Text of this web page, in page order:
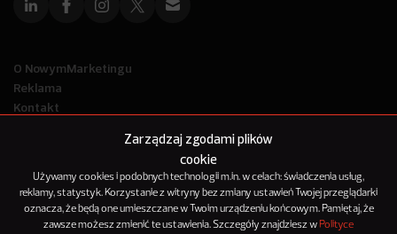
Zarządzaj zgodami plików
cookie
Używamy cookies i podobnych technologii m.in. w celach: świadczenia usług,
reklamy, statystyk. Korzystanie z witryny bez zmiany ustawień Twojej przeglądarki
oznacza, że będą one umieszczane w Twoim urządzeniu końcowym. Pamiętaj, że
zawsze możesz zmienić te ustawienia. Szczegóły znajdziesz w Polityce
O NowymMarketingu
Reklama
Kontakt
© 2012-2025